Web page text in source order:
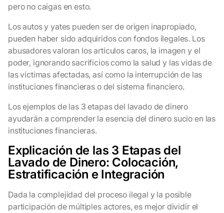
pero no caigas en esto.
Los autos y yates pueden ser de origen inapropiado,
pueden haber sido adquiridos con fondos ilegales. Los
abusadores valoran los artículos caros, la imagen y el
poder, ignorando sacrificios como la salud y las vidas de
las víctimas afectadas, así como la interrupción de las
instituciones financieras o del sistema financiero.
Los ejemplos de las 3 etapas del lavado de dinero
ayudarán a comprender la esencia del dinero sucio en las
instituciones financieras.
Explicación de las 3 Etapas del
Lavado de Dinero: Colocación,
Estratificación e Integración
Dada la complejidad del proceso ilegal y la posible
participación de múltiples actores, es mejor dividir el